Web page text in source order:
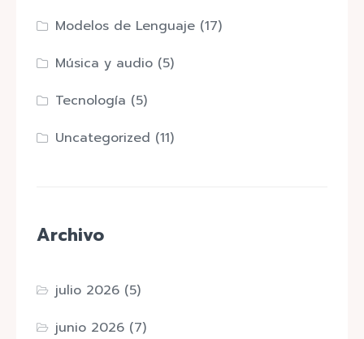
Modelos de Lenguaje (17)
Música y audio (5)
Tecnología (5)
Uncategorized (11)
Archivo
julio 2026 (5)
junio 2026 (7)